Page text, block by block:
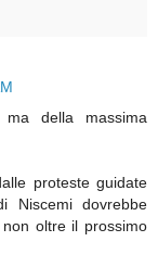
della massima
proteste guidate
Niscemi dovrebbe
oltre il prossimo